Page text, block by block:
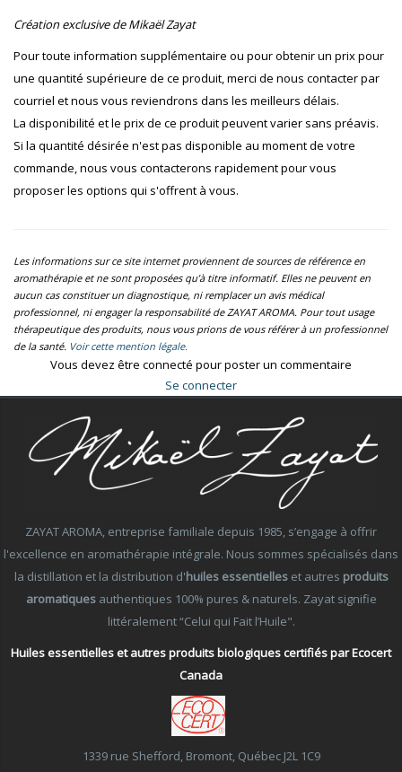
Création exclusive de Mikaël Zayat
Pour toute information supplémentaire ou pour obtenir un prix pour
une quantité supérieure de ce produit, merci de nous contacter par
courriel et nous vous reviendrons dans les meilleurs délais.
La disponibilité et le prix de ce produit peuvent varier sans préavis.
Si la quantité désirée n'est pas disponible au moment de votre
commande, nous vous contacterons rapidement pour vous
proposer les options qui s'offrent à vous.
Les informations sur ce site internet proviennent de sources de référence en
aromathérapie et ne sont proposées qu’à titre informatif. Elles ne peuvent en
aucun cas constituer un diagnostique, ni remplacer un avis médical
professionnel, ni engager la responsabilité de ZAYAT AROMA. Pour tout usage
thérapeutique des produits, nous vous prions de vous référer à un professionnel
de la santé. Voir cette mention légale.
Vous devez être connecté pour poster un commentaire
Se connecter
ZAYAT AROMA, entreprise familiale depuis 1985, s’engage à offrir
l'excellence en aromathérapie intégrale. Nous sommes spécialisés dans
la distillation et la distribution d'huiles essentielleset autres produits
aromatiquesauthentiques 100% pures & naturels. Zayat signifie
littéralement “Celui qui Fait l’Huile".
Huiles essentielles et autres produits biologiques certifiés par Ecocert
Canada
1339 rue Shefford, Bromont, Québec J2L 1C9